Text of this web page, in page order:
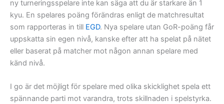
ny turneringsspelare inte kan säga att du är starkare än 1
kyu. En spelares poäng förändras enligt de matchresultat
som rapporteras in till EGD. Nya spelare utan GoR-poäng får
uppskatta sin egen nivå, kanske efter att ha spelat på nätet
eller baserat på matcher mot någon annan spelare med
känd nivå.
I go är det möjligt för spelare med olika skicklighet spela ett
spännande parti mot varandra, trots skillnaden i spelstyrka.